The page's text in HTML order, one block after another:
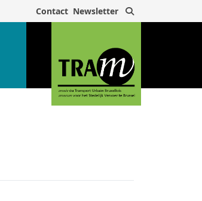
Contact Newsletter